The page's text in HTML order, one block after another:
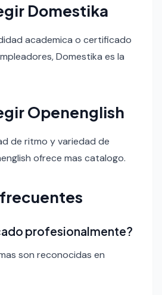
Domestika
academica o certificado
Domestika es la
Openenglish
de ritmo y variedad de
ofrece mas catalogo.
profesionalmente?
son reconocidas en